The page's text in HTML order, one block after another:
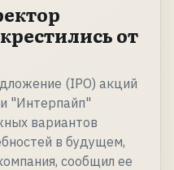
от
(IPO) акций
"Интерпайп"
вариантов
в будущем,
сообщил ее